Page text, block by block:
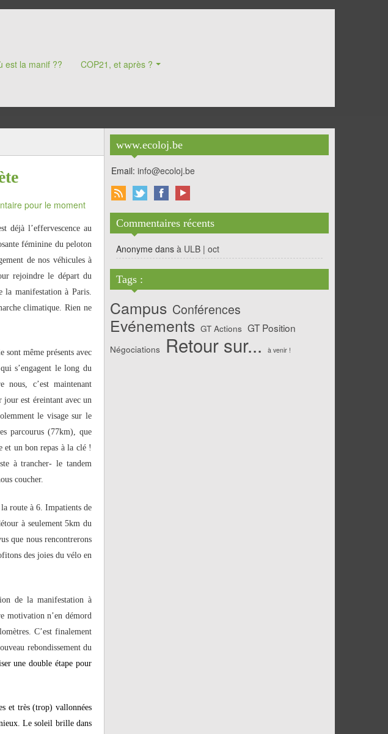
est la manif ??
COP21, et après ?
pour le moment
déjà l’effervescence au
féminine du peloton
de nos véhicules à
rejoindre le départ du
la manifestation à Paris.
climatique. Rien ne
sont même présents avec
s’engagent le long du
c’est maintenant
est éreintant avec un
le visage sur le
parcourus (77km), que
et un bon repas à la clé !
à trancher-le tandem
coucher.
route à 6. Impatients de
à seulement 5km du
que nous rencontrerons
des joies du vélo en
de la manifestation à
motivation n’en démord
C’est finalement
rebondissement du
une double étape pour
et très (trop) vallonnées
Le soleil brille dans
www.ecoloj.be
Email: info@ecoloj.be
Commentaires récents
Anonyme dans à ULB | oct
Tags :
Campus Conférences
Evénements GT Actions GT Position
Négociations Retour sur... à venir !